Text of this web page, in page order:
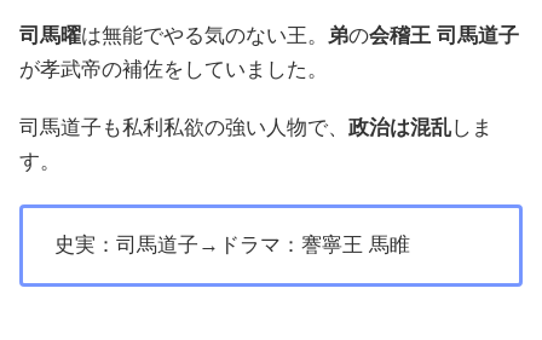
司馬曜は無能でやる気のない王。 弟の会稽王 司馬道子
が孝武帝の補佐をしていました。
司馬道子も私利私欲の強い人物で、 政治は混乱しま
す。
史実：司馬道子→ドラマ：謇寧王 馬睢